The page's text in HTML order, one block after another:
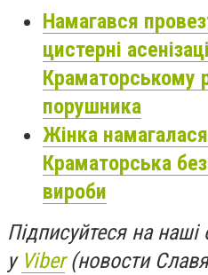
Намагався
цистерні
Краматорському
порушника
Жінка
Краматорська
вироби
Підписуйтеся на
у Viber(новости